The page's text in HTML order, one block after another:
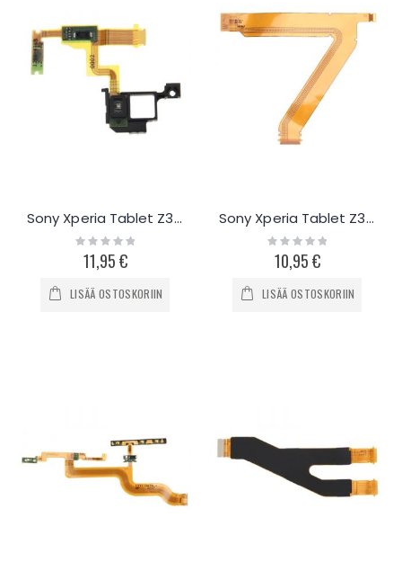
Sony Xperia Tablet Z3 Sensoreiden flex-kaapeli
Rating:
0%
11,95 €
LISÄÄ OSTOSKORIIN
Sony Xperia Tablet Z3 SGP621 LCD näytön flex-kaapeli
Rating:
0%
10,95 €
LISÄÄ OSTOSKORIIN